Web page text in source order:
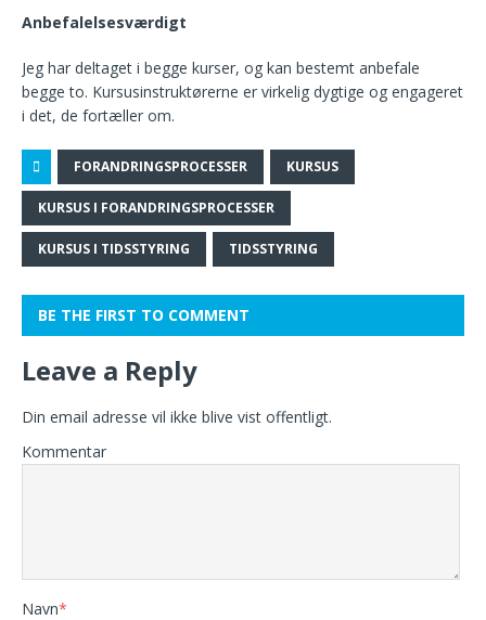
Anbefalelsesværdigt
Jeg har deltaget i begge kurser, og kan bestemt anbefale
begge to. Kursusinstruktørerne er virkelig dygtige og engageret
i det, de fortæller om.
FORANDRINGSPROCESSER KURSUS
KURSUS I FORANDRINGSPROCESSER
KURSUS I TIDSSTYRING TIDSSTYRING
BE THE FIRST TO COMMENT
Leave a Reply
Din email adresse vil ikke blive vist offentligt.
Kommentar
Navn*